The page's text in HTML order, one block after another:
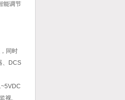
能调节
同时
、DCS
视、